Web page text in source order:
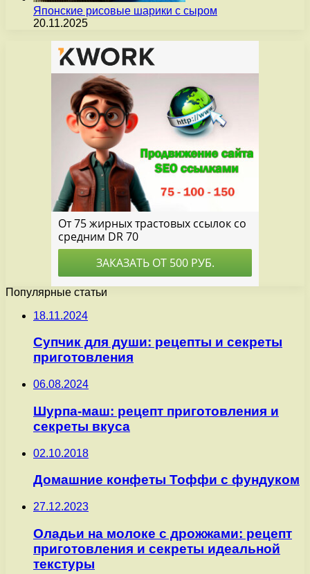
Японские рисовые шарики с сыром
20.11.2025
Популярные статьи
18.11.2024
Супчик для души: рецепты и секреты
приготовления
06.08.2024
Шурпа-маш: рецепт приготовления и
секреты вкуса
02.10.2018
Домашние конфеты Тоффи с фундуком
27.12.2023
Оладьи на молоке с дрожжами: рецепт
приготовления и секреты идеальной
текстуры